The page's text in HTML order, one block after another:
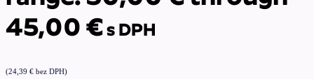
45,00 €s DPH
(24,39 € bez DPH)